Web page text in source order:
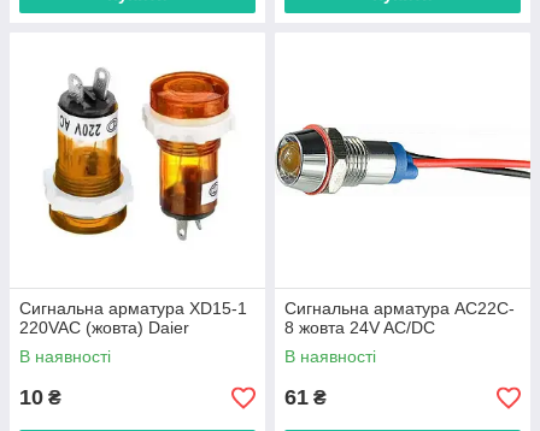
Сигнальна арматура XD15-1
220VAC (жовта) Daier
В наявності
10 ₴
Сигнальна арматура AС22C-
8 жовта 24V AC/DC
В наявності
61 ₴